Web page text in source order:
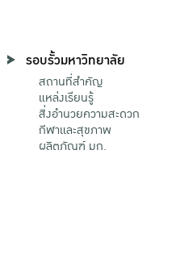
รอบรั้วมหาวิทยาลัย
สถานที่สำคัญ
แหล่งเรียนรู้
สิ่งอำนวยความสะดวก
กีฬาและสุขภาพ
ผลิตภัณฑ์ มก.